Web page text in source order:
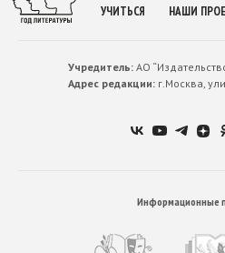
УЧИТЬСЯ
НАШИ
Учредитель:АО
Адрес редакции:г.Москва,
Информационные